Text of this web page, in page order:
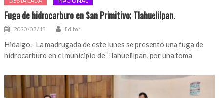
Fuga de hidrocarburo en San Primitivo; Tlahuelilpan.
2020/07/13 Editor
Hidalgo.- La madrugada de este lunes se presentó una fuga de
hidrocarburo en el municipio de Tlahuelilpan, por una toma